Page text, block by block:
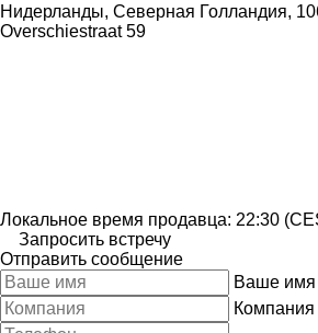
Нидерланды, Северная Голландия,
Overschiestraat 59
Локальное время продавца: 22:30
Запросить встречу
Отправить сообщение
Ваше имя
Компания